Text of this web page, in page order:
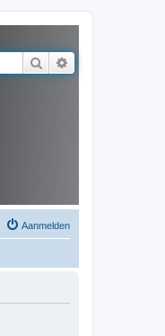
Zoek
Aanmelden